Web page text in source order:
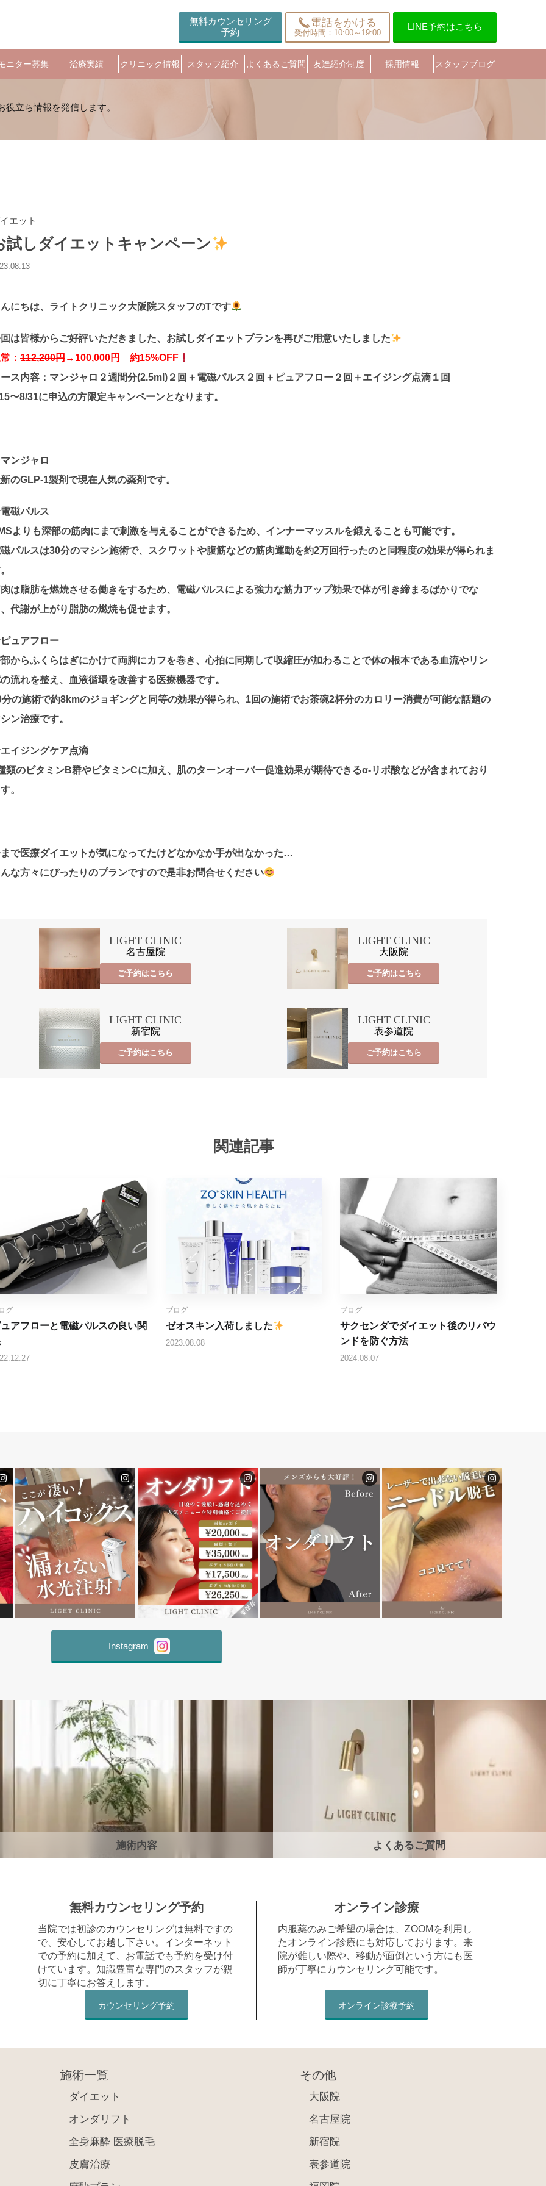
無料カウンセリング
予約
電話をかける
受付時間：10:00～19:00
LINE予約はこちら
ニター募集 治療実績 クリニック情報 スタッフ紹介 よくあるご質問 友達紹介制度 採用情報 スタッフブログ
エット
試しダイエットキャンペーン
にちは、ライトクリニック大阪院スタッフのTです
は皆様からご好評いただきました、お試しダイエットプランを再びご用意いたしました
： 112,200円→100,000円 約15%OFF
ス内容：マンジャロ２週間分(2.5ml)２回＋電磁パルス２回＋ピュアフロー２回＋エイジング点滴１回
〜8/31に申込の方限定キャンペーンとなります。
ンジャロ
のGLP-1製剤で現在人気の薬剤です。
磁パルス
よりも深部の筋肉にまで刺激を与えることができるため、インナーマッスルを鍛えることも可能です。
パルスは30分のマシン施術で、スクワットや腹筋などの筋肉運動を約2万回行ったのと同程度の効果が得られま
は脂肪を燃焼させる働きをするため、電磁パルスによる強力な筋力アップ効果で体が引き締まるばかりでな
代謝が上がり脂肪の燃焼も促せます。
ュアフロー
からふくらはぎにかけて両脚にカフを巻き、心拍に同期して収縮圧が加わることで体の根本である血流やリン
流れを整え、血液循環を改善する医療機器です。
の施術で約8kmのジョギングと同等の効果が得られ、1回の施術でお茶碗2杯分のカロリー消費が可能な話題の
ン治療です。
イジングケア点滴
類のビタミンB群やビタミンCに加え、肌のターンオーバー促進効果が期待できるα-リポ酸などが含まれており
。
で医療ダイエットが気になってたけどなかなか手が出なかった…
な方々にぴったりのプランですので是非お問合せください
LIGHT CLINIC
名古屋院
ご予約はこちら
LIGHT CLINIC
大阪院
ご予約はこちら
LIGHT CLINIC
新宿院
ご予約はこちら
LIGHT CLINIC
表参道院
ご予約はこちら
関連記事
グ
アフローと電磁パルスの良い関
ブログ
ゼオスキン入荷しました
2023.08.08
ブログ
サクセンダでダイエット後のリバウ
ンドを防ぐ方法
2024.08.07
Instagram
施術内容 よくあるご質問
無料カウンセリング予約
当院では初診のカウンセリングは無料ですの
で、安心してお越し下さい。インターネット
での予約に加えて、お電話でも予約を受け付
けています。知識豊富な専門のスタッフが親
切に丁寧にお答えします。
カウンセリング予約
オンライン診療
内服薬のみご希望の場合は、ZOOMを利用し
たオンライン診療にも対応しております。来
院が難しい際や、移動が面倒という方にも医
師が丁寧にカウンセリング可能です。
オンライン診療予約
施術一覧
ダイエット
オンダリフト
全身麻酔 医療脱毛
皮膚治療
その他
大阪院
名古屋院
新宿院
表参道院